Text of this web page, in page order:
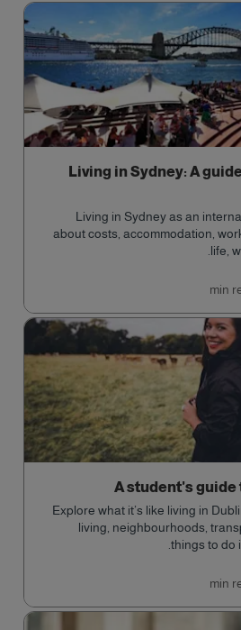
Living in Sydney: A
Living in Sydney as an
about costs, accommodation,
life,
A student's guide
Explore what it’s like living in
living, neighbourhoods,
things to do